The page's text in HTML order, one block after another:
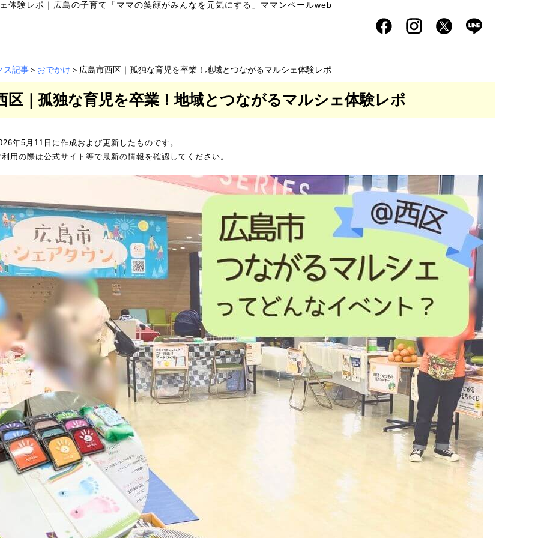
体験レポ ｜ 広島の子育て「ママの笑顔がみんなを元気にする」ママンペールweb
ス記事＞ おでかけ ＞広島市西区｜孤独な育児を卒業！地域とつながるマルシェ体験レポ
区｜孤独な育児を卒業！地域とつながるマルシェ体験レポ
年5月11日に作成および更新したものです。
用の際は公式サイト等で最新の情報を確認してください。